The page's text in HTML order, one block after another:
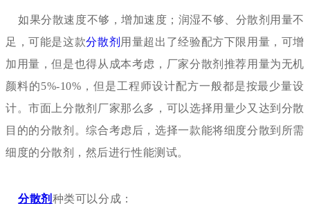
如果分散速度不够，增加速度；润湿不够、分散剂用量不
足，可能是这款分散剂 用量超出了经验配方下限用量，可增
加用量，但是也得从成本考虑，厂家分散剂推荐用量为无机
颜料的5%-10%，但是工程师设计配方一般都是按最少量设
计。市面上分散剂厂家那么多，可以选择用量少又达到分散
目的的分散剂。综合考虑后，选择一款能将细度分散到所需
细度的分散剂，然后进行性能测试。
分散剂 种类可以分成：